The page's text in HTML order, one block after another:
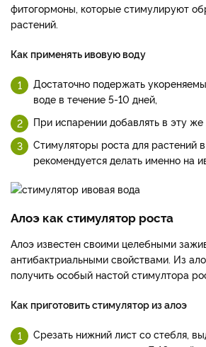
фитогормоны, которые стимулируют
растений.
Как применять ивовую воду
Достаточно подержать
воде в течение 5-10 дней,
При испарении добавлять в эту же
Стимуляторы роста для растений
рекомендуется делать именно на
Алоэ как стимулятор роста
Алоэ известен своими целебными
антибактриальными свойствами. Из
получить особый настой стимултора
Как приготовить стимулятор из алоэ
Срезать нижний лист со стебля,